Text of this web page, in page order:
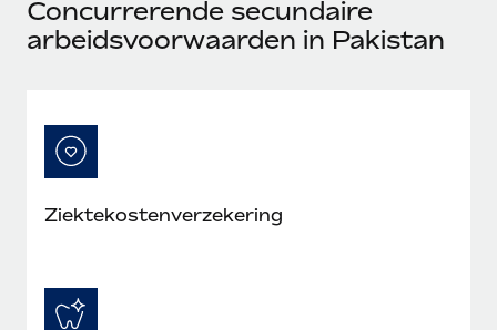
Concurrerende secundaire
arbeidsvoorwaarden in Pakistan
Ziektekostenverzekering